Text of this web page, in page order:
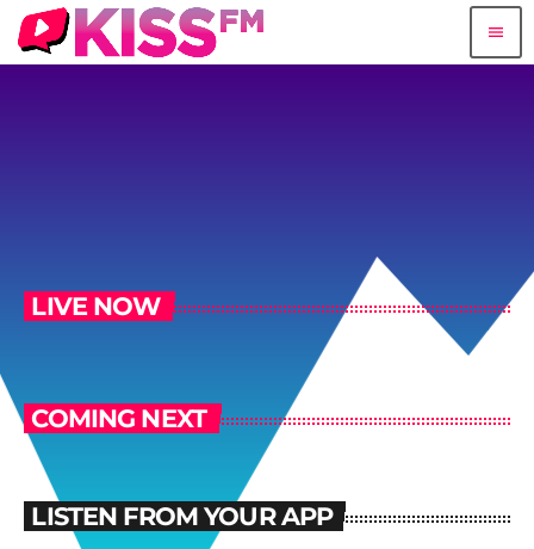
menu
LIVE NOW
COMING NEXT
LISTEN FROM YOUR APP